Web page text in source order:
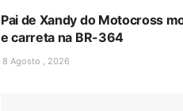
Pai de Xandy do Motocross
e carreta na BR-364
8 Agosto , 2026